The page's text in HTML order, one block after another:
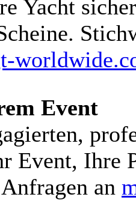
Yacht
Event
Event, Ihre
an